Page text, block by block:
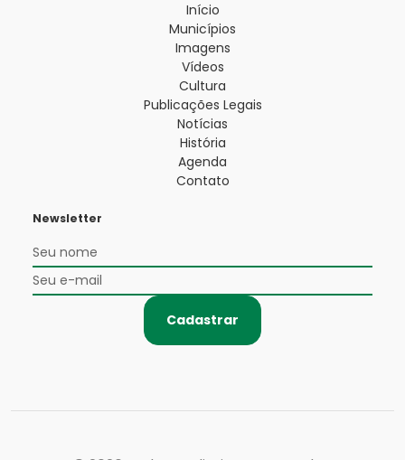
Início
Municípios
Imagens
Vídeos
Cultura
Publicações Legais
Notícias
História
Agenda
Contato
Newsletter
Cadastrar